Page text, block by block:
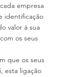
empresa
identificação
valor à sua
os seus
que os seus
esta ligação